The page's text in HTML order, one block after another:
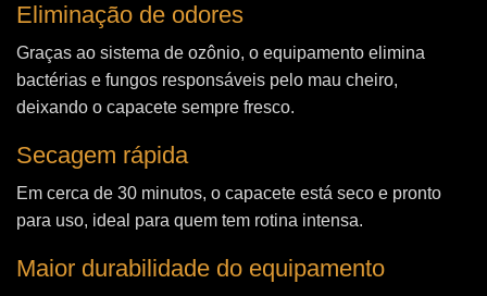
Eliminação de odores
Graças ao sistema de ozônio, o equipamento elimina
bactérias e fungos responsáveis pelo mau cheiro,
deixando o capacete sempre fresco.
Secagem rápida
Em cerca de 30 minutos, o capacete está seco e pronto
para uso, ideal para quem tem rotina intensa.
Maior durabilidade do equipamento